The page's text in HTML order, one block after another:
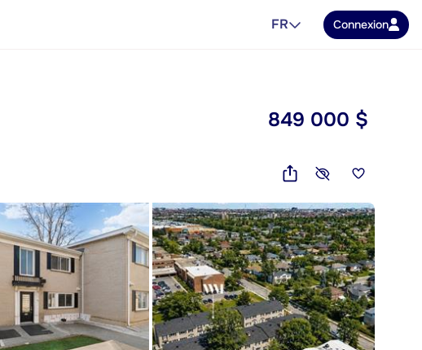
FR Connexion
849 000 $